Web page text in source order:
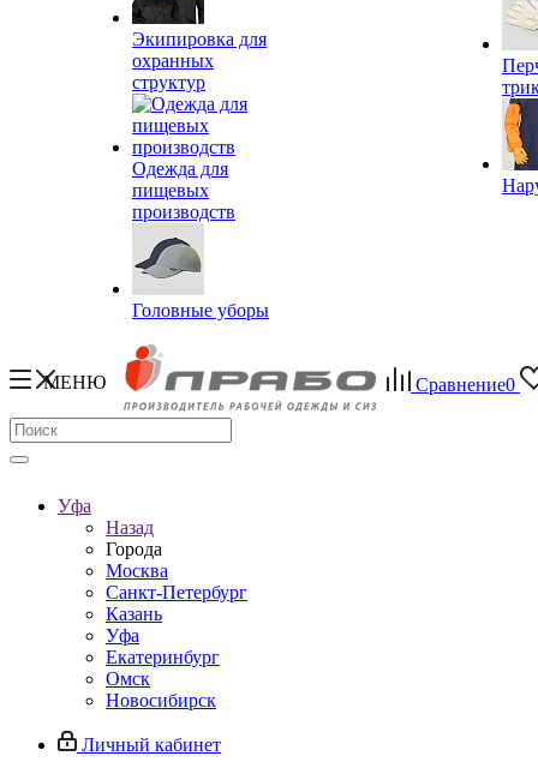
Экипировка для
охранных
структур
Одежда для
пищевых
производств
Головные уборы
МЕНЮ Сравнение0
Уфа
Назад
Города
Москва
Санкт-Петербург
Казань
Уфа
Екатеринбург
Омск
Новосибирск
Личный кабинет